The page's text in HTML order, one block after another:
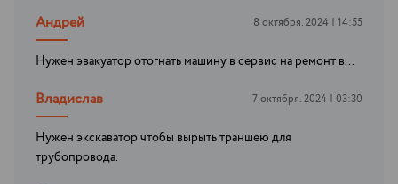
Андрей 8 октября. 2024 | 14:55
Нужен эвакуатор отогнать машину в сервис на ремонт в...
Владислав 7 октября. 2024 | 03:30
Нужен экскаватор чтобы вырыть траншею для
трубопровода.